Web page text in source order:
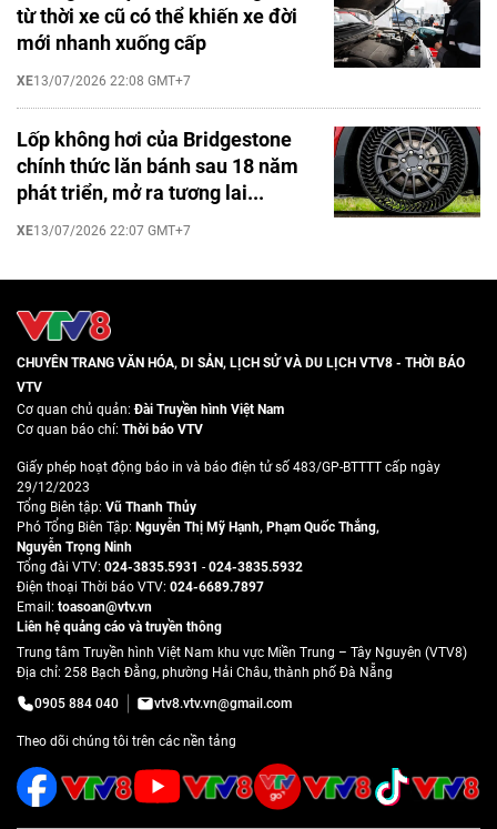
từ thời xe cũ có thể khiến xe đời
mới nhanh xuống cấp
XE13/07/2026 22:08 GMT+7
Lốp không hơi của Bridgestone
chính thức lăn bánh sau 18 năm
phát triển, mở ra tương lai...
XE13/07/2026 22:07 GMT+7
CHUYÊN TRANG VĂN HÓA, DI SẢN, LỊCH SỬ VÀ DU LỊCH VTV8 - THỜI BÁO
VTV
Cơ quan chủ quản:Đài Truyền hình Việt Nam
Cơ quan báo chí: Thời báo VTV
Giấy phép hoạt động báo in và báo điện tử số 483/GP-BTTTT cấp ngày
29/12/2023
Tổng Biên tập: Vũ Thanh Thủy
Phó Tổng Biên Tập: Nguyễn Thị Mỹ Hạnh, Phạm Quốc Thắng,
Nguyễn Trọng Ninh
Tổng đài VTV: 024-3835.5931 - 024-3835.5932
Ðiện thoại Thời báo VTV: 024-6689.7897
Email: toasoan@vtv.vn
Liên hệ quảng cáo và truyền thông
Trung tâm Truyền hình Việt Nam khu vực Miền Trung – Tây Nguyên (VTV8)
Địa chỉ: 258 Bạch Đằng, phường Hải Châu, thành phố Đà Nẵng
0905 884 040
vtv8.vtv.vn@gmail.com
Theo dõi chúng tôi trên các nền tảng